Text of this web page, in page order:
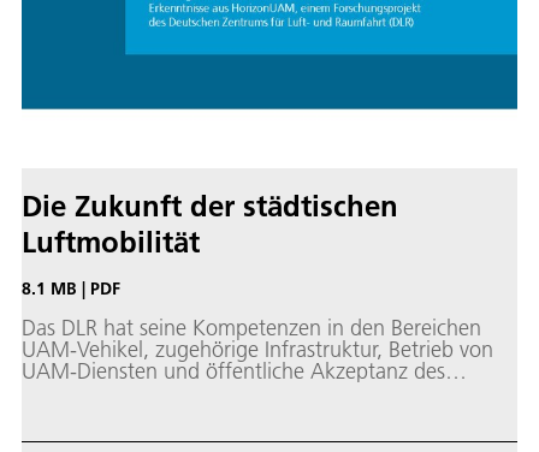
Die Zukunft der städtischen
Luftmobilität
8.1 MB PDF
Das DLR hat seine Kompetenzen in den Bereichen
UAM-Vehikel, zugehörige Infrastruktur, Betrieb von
UAM-Diensten und öffentliche Akzeptanz des
Research am Deutschen Zentrum für Luft- und